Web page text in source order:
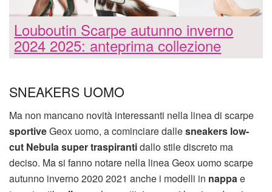
Louboutin Scarpe autunno inverno
2024 2025: anteprima collezione
SNEAKERS UOMO
Ma non mancano novità interessanti nella linea di scarpe
sportiveGeox uomo, a cominciare dallesneakers low-
cut Nebulasuper traspirantidallo stile discreto ma
deciso. Ma si fanno notare nella linea Geox uomo scarpe
autunno inverno 2020 2021 anche i modelli in nappae